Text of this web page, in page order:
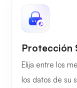
Protección
Elija entre los
los datos de su